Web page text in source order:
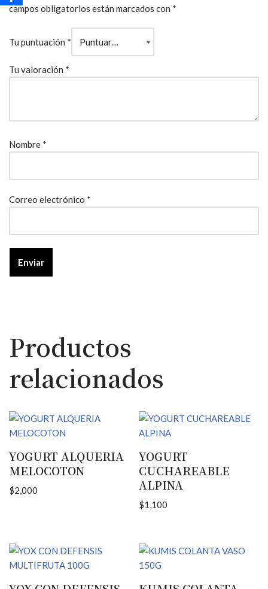
campos obligatorios están marcados con *
Tu puntuación *
Tu valoración *
Nombre *
Correo electrónico *
Productos
relacionados
YOGURT ALQUERIA
MELOCOTON
$2,000
YOGURT
CUCHAREABLE
ALPINA
$1,100